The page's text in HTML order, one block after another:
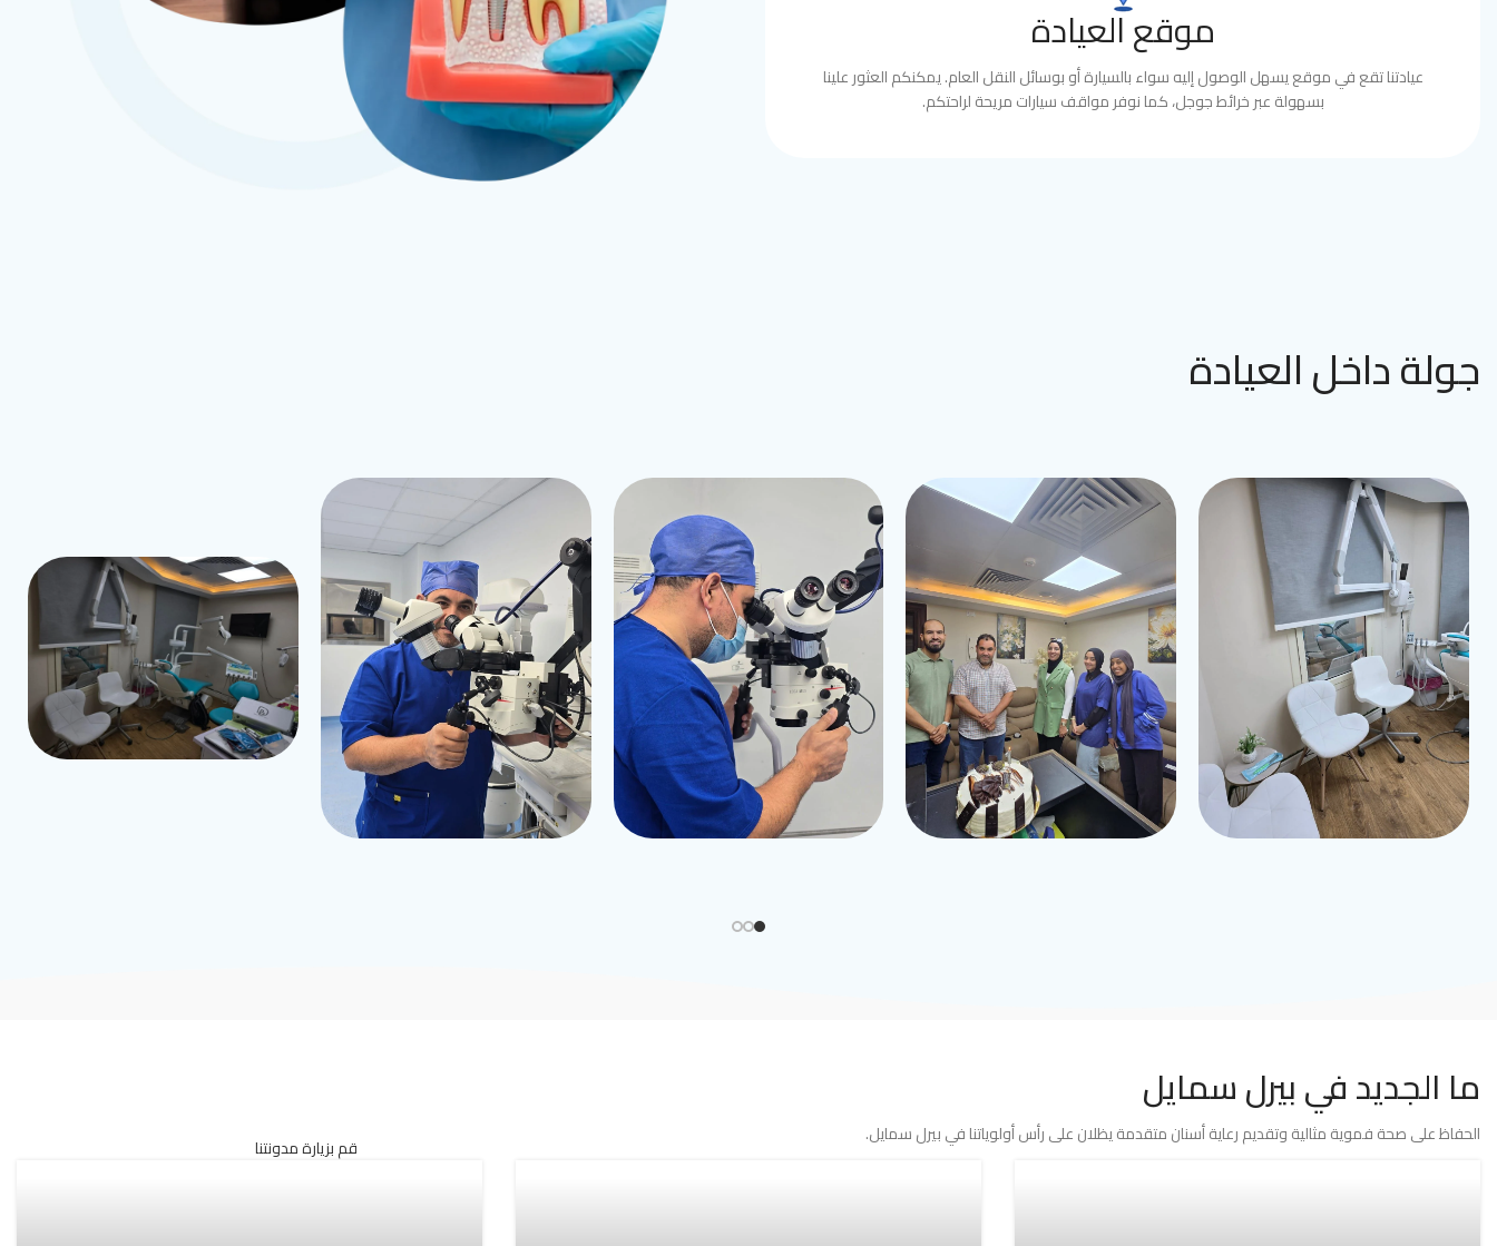
موقع العيادة
عيادتنا تقع في موقع يسهل الوصول إليه سواء بالسيارة أو بوسائل النقل العام. يمكنكم العثور علينا
بسهولة عبر خرائط جوجل، كما نوفر مواقف سيارات مريحة لراحتكم.
جولة داخل العيادة
قم بزيارة مدونتنا
ما الجديد في بيرل سمايل
الحفاظ على صحة فموية مثالية وتقديم رعاية أسنان متقدمة يظلان على رأس أولوياتنا في بيرل سمايل.